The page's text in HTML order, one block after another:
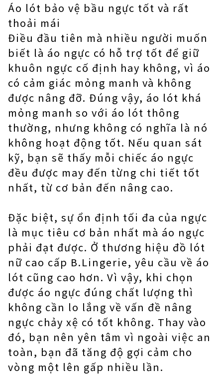
Áo lót bảo vệ bầu ngực tốt và rất
thoải mái
Điều đầu tiên mà nhiều người muốn
biết là áo ngực có hỗ trợ tốt để giữ
khuôn ngực cố định hay không, vì áo
có cảm giác mỏng manh và không
được nâng đỡ. Đúng vậy, áo lót khá
mỏng manh so với áo lót thông
thường, nhưng không có nghĩa là nó
không hoạt động tốt. Nếu quan sát
kỹ, bạn sẽ thấy mỗi chiếc áo ngực
đều được may đến từng chi tiết tốt
nhất, từ cơ bản đến nâng cao.
Đặc biệt, sự ổn định tối đa của ngực
là mục tiêu cơ bản nhất mà áo ngực
phải đạt được. Ở thương hiệu đồ lót
nữ cao cấp B.Lingerie, yêu cầu về áo
lót cũng cao hơn. Vì vậy, khi chọn
được áo ngực đúng chất lượng thì
không cần lo lắng về vấn đề nâng
ngực chảy xệ có tốt không. Thay vào
đó, bạn nên yên tâm vì ngoài việc an
toàn, bạn đã tăng độ gợi cảm cho
vòng một lên gấp nhiều lần.